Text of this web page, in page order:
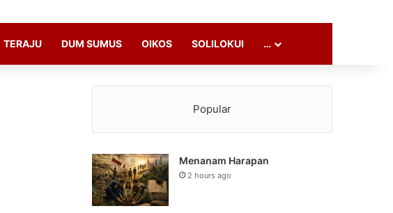
TERAJU DUM SUMUS OIKOS SOLILOKUI …
Popular
Menanam Harapan
2 hours ago